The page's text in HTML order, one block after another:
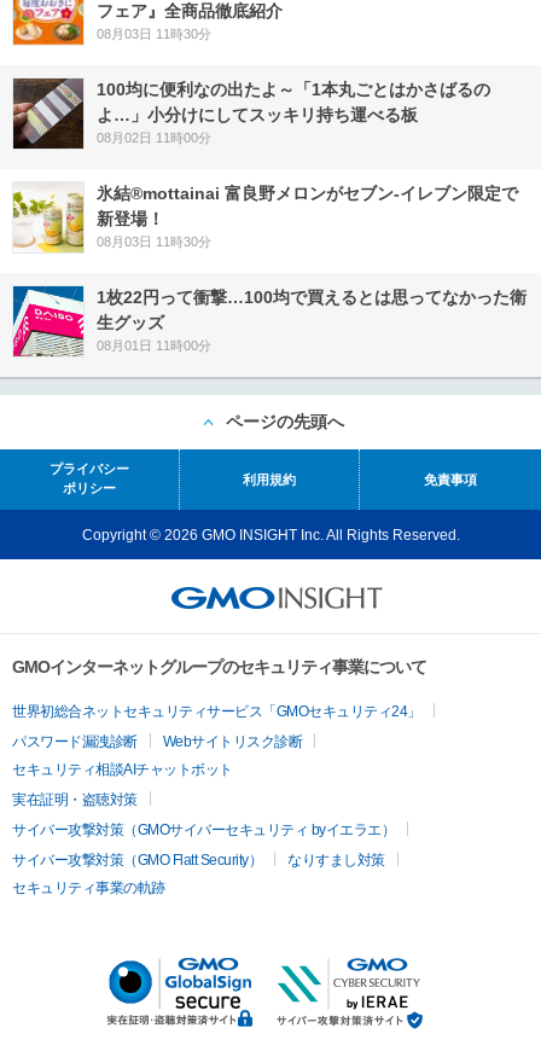
フェア』全商品徹底紹介
08月03日 11時30分
100均に便利なの出たよ～「1本丸ごとはかさばるの
よ…」小分けにしてスッキリ持ち運べる板
08月02日 11時00分
氷結®mottainai 富良野メロンがセブン‐イレブン限定で
新登場！
08月03日 11時30分
1枚22円って衝撃…100均で買えるとは思ってなかった衛
生グッズ
08月01日 11時00分
ページの先頭へ
プライバシー
ポリシー
利用規約 免責事項
Copyright © 2026 GMO INSIGHT Inc. All Rights Reserved.
GMOインターネットグループのセキュリティ事業について
世界初総合ネットセキュリティサービス「GMOセキュリティ24」
パスワード漏洩診断
Webサイトリスク診断
セキュリティ相談AIチャットボット
実在証明・盗聴対策
サイバー攻撃対策（GMOサイバーセキュリティ byイエラエ）
サイバー攻撃対策（GMO Flatt Security）
なりすまし対策
セキュリティ事業の軌跡